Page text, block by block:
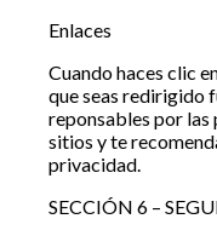
Enlaces
Cuando haces clic
que seas redirigido
reponsables por
sitios y te
privacidad.
SECCIÓN 6 –